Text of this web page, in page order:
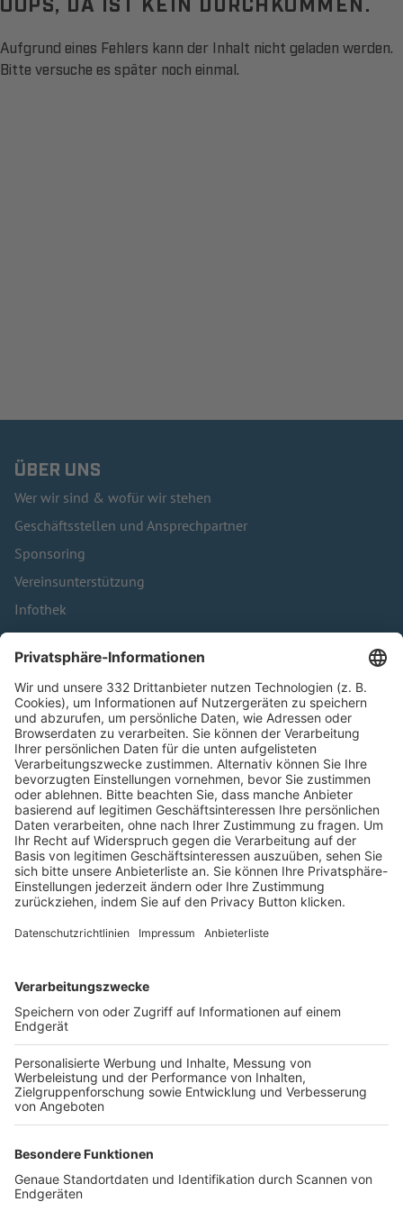
Aufgrund eines Fehlers kann der Inhalt nicht geladen werden.
Bitte versuche es später noch einmal.
ÜBER UNS
Wer wir sind & wofür wir stehen
Geschäftsstellen und Ansprechpartner
Sponsoring
Vereinsunterstützung
Infothek
Kontakt
HÄUFIG BESUCHTE SEITEN
Pässe und Vereinswechsel
Trainerausbildung
Schulungsangebot Vereinsmitarbeiter
BFV-Geschäftsstellen
Trainerbörse
Login SpielPlus
FOLGE DEM BFV
TOP-VEREINE
TOP-PARTNER